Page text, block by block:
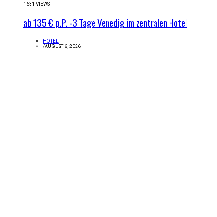
1631 VIEWS
ab 135 € p.P. -3 Tage Venedig im zentralen Hotel
HOTEL
/AUGUST 6, 2026